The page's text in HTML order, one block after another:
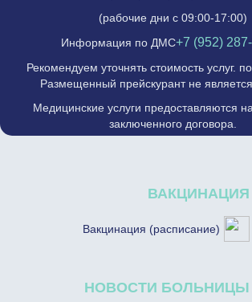
(рабочие дни с 09:00-17:00)
Информация по ДМС+7 (952)
Рекомендуем уточнять стоимость услуг.
Размещенный прейскурант не
Медицинские услуги предоставляются
заключенного договора.
ВАКЦИНАЦИЯ
Вакцинация (расписание)
НОВОСТИ БОЛЬНИЦЫ